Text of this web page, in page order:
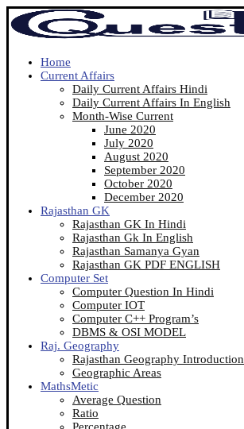
Home
Current Affairs
Daily Current Affairs Hindi
Daily Current Affairs In English
Month-Wise Current
June 2020
July 2020
August 2020
September 2020
October 2020
December 2020
Rajasthan GK
Rajasthan GK In Hindi
Rajasthan Gk In English
Rajasthan Samanya Gyan
Rajasthan GK PDF ENGLISH
Computer Set
Computer Question In Hindi
Computer IOT
Computer C++ Program’s
DBMS & OSI MODEL
Raj. Geography
Rajasthan Geography Introduction
Geographic Areas
MathsMetic
Average Question
Ratio